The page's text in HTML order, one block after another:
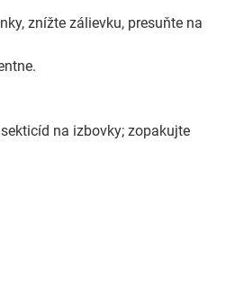
znížte zálievku, presuňte na
na izbovky; zopakujte